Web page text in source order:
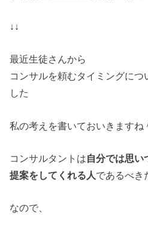
↓↓
最近生徒さんから
コンサルを頼むタイミングにつ
した
私の考えを書いておいきますね
コンサルタントは自分では思い
提案をしてくれる人であるべき
なので、